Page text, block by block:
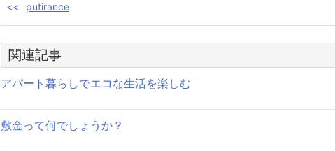
投
ナ
ビ
ゲ
ー
putirance
関連記事
アパート暮らしでエコな生活を楽しむ
敷金って何でしょうか？